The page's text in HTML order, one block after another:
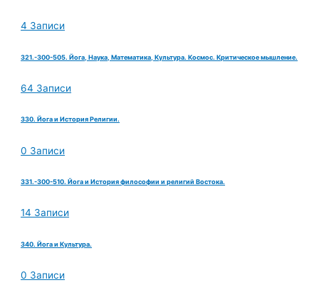
4 Записи
321.-300-505. Йога, Наука, Математика, Культура. Космос. Критическое мышление.
64 Записи
330. Йога и История Религии.
0 Записи
331.-300-510. Йога и История философии и религий Востока.
14 Записи
340. Йога и Культура.
0 Записи